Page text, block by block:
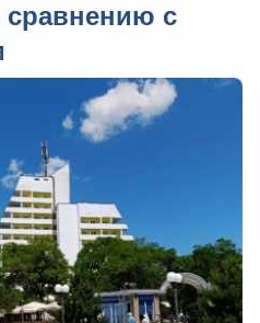
сравнению с